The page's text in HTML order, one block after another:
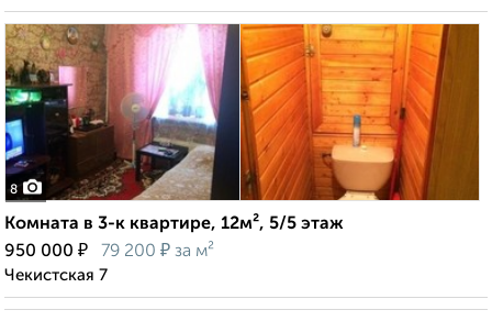
8
Комната в 3-к квартире, 12м², 5/5 этаж
950 000 ₽ 79 200 ₽ за м²
Чекистская 7